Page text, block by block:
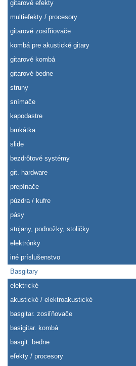
gitarové efekty
multiefekty / procesory
gitarové zosiľňovače
kombá pre akustické gitary
gitarové kombá
gitarové bedne
struny
snímače
kapodastre
brnkátka
slide
bezdrôtové systémy
git. hardware
prepínače
púzdra / kufre
pásy
stojany, podnožky, stoličky
elektrónky
iné príslušenstvo
Basgitary
elektrické
akustické / elektroakustické
basgitar. zosiľňovače
basigitar. kombá
basgit. bedne
efekty / procesory